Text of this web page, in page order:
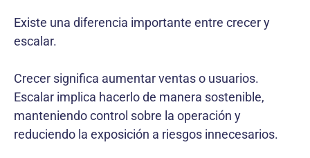
Existe una diferencia importante entre crecer y
escalar.
Crecer significa aumentar ventas o usuarios.
Escalar implica hacerlo de manera sostenible,
manteniendo control sobre la operación y
reduciendo la exposición a riesgos innecesarios.